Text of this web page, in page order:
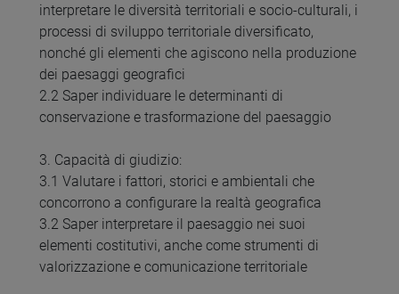
interpretare le diversità territoriali e socio-culturali, i
processi di sviluppo territoriale diversificato,
nonché gli elementi che agiscono nella produzione
dei paesaggi geografici
2.2 Saper individuare le determinanti di
conservazione e trasformazione del paesaggio
3. Capacità di giudizio:
3.1 Valutare i fattori, storici e ambientali che
concorrono a configurare la realtà geografica
3.2 Saper interpretare il paesaggio nei suoi
elementi costitutivi, anche come strumenti di
valorizzazione e comunicazione territoriale